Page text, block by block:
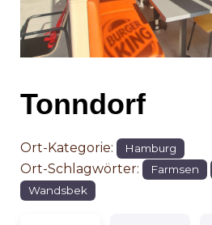
Tonndorf
Ort-Kategorie: Hamburg
Ort-Schlagwörter: Farmsen
Wandsbek